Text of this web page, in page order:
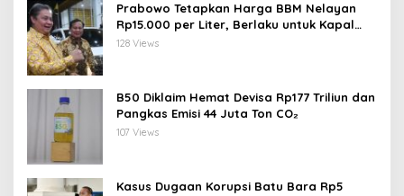
Prabowo Tetapkan Harga BBM Nelayan
Rp15.000 per Liter, Berlaku untuk Kapal
30-200 GT
128 Views
B50 Diklaim Hemat Devisa Rp177 Triliun dan
Pangkas Emisi 44 Juta Ton CO₂
107 Views
Kasus Dugaan Korupsi Batu Bara Rp5